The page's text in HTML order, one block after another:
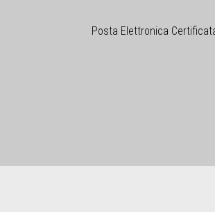
Posta Elettronica